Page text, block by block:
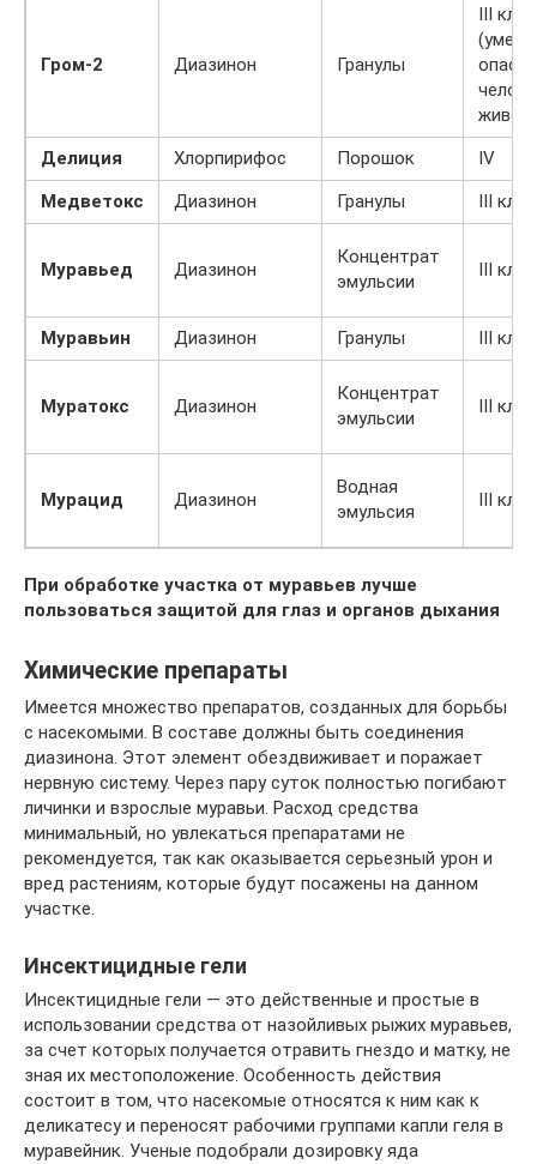
Гром-2 Диазинон Гранулы
III
Делиция
Хлорпирифос Порошок
IV
Медветокс
Диазинон Гранулы III
Муравьед Диазинон
Концентрат
эмульсии
III
Муравьин Диазинон Гранулы III
Муратокс Диазинон
Концентрат
эмульсии
III
Мурацид Диазинон
Водная
эмульсия
III
При обработке участка от муравьев лучше
пользоваться защитой для глаз и органов дыхания
Химические препараты
Имеется множество препаратов, созданных для борьбы
с насекомыми. В составе должны быть соединения
диазинона. Этот элемент обездвиживает и поражает
нервную систему. Через пару суток полностью погибают
личинки и взрослые муравьи. Расход средства
минимальный, но увлекаться препаратами не
рекомендуется, так как оказывается серьезный урон и
вред растениям, которые будут посажены на данном
участке.
Инсектицидные гели
Инсектицидные гели — это действенные и простые в
использовании средства от назойливых рыжих муравьев,
за счет которых получается отравить гнездо и матку, не
зная их местоположение. Особенность действия
состоит в том, что насекомые относятся к ним как к
деликатесу и переносят рабочими группами капли геля в
муравейник. Ученые подобрали дозировку яда